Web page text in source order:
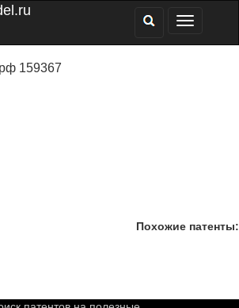
159367
Похожие патенты: